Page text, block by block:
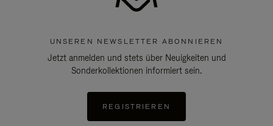
UNSEREN NEWSLETTER ABONNIEREN
Jetzt anmelden und stets über Neuigkeiten und
Sonderkollektionen informiert sein.
REGISTRIEREN